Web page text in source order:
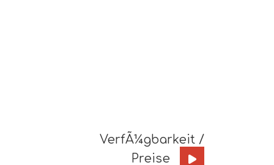
VerfÃ¼gbarkeit /
Preise